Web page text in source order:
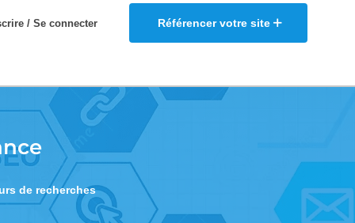
Référencer votre site
/ Se connecter
de recherches